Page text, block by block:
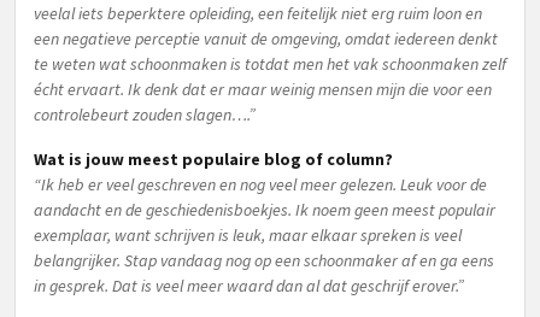
veelal iets beperktere opleiding, een feitelijk niet erg ruim loon en
een negatieve perceptie vanuit de omgeving, omdat iedereen denkt
te weten wat schoonmaken is totdat men het vak schoonmaken zelf
écht ervaart. Ik denk dat er maar weinig mensen mijn die voor een
controlebeurt zouden slagen….”
Wat is jouw meest populaire blog of column?
“Ik heb er veel geschreven en nog veel meer gelezen. Leuk voor de
aandacht en de geschiedenisboekjes. Ik noem geen meest populair
exemplaar, want schrijven is leuk, maar elkaar spreken is veel
belangrijker. Stap vandaag nog op een schoonmaker af en ga eens
in gesprek. Dat is veel meer waard dan al dat geschrijf erover.”